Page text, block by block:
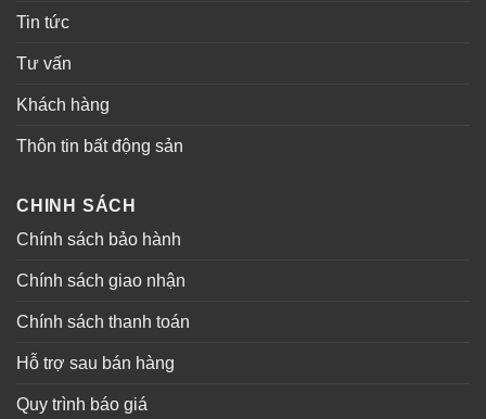
Tin tức
Tư vấn
Khách hàng
Thôn tin bất động sản
CHINH SÁCH
Chính sách bảo hành
Chính sách giao nhận
Chính sách thanh toán
Hỗ trợ sau bán hàng
Quy trình báo giá